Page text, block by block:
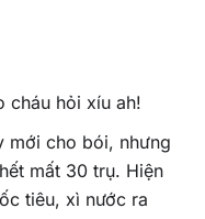
cháu hỏi xíu ah!
mới cho bói, nhưng
mất 30 trụ. Hiện
tiêu, xì nước ra